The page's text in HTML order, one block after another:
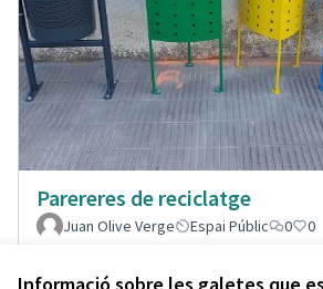
Parereres de reciclatge
Juan Olive Verge
Espai Públic 0 0